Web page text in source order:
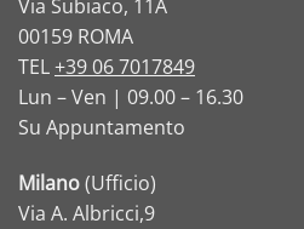
Via Subiaco, 11A
00159 ROMA
TEL+39 06 7017849
Lun – Ven | 09.00 – 16.30
Su Appuntamento
Milano(Ufficio)
Via A. Albricci,9